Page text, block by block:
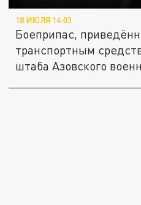
18 ИЮЛЯ 14:03
Боеприпас,
транспортным
штаба Азовского